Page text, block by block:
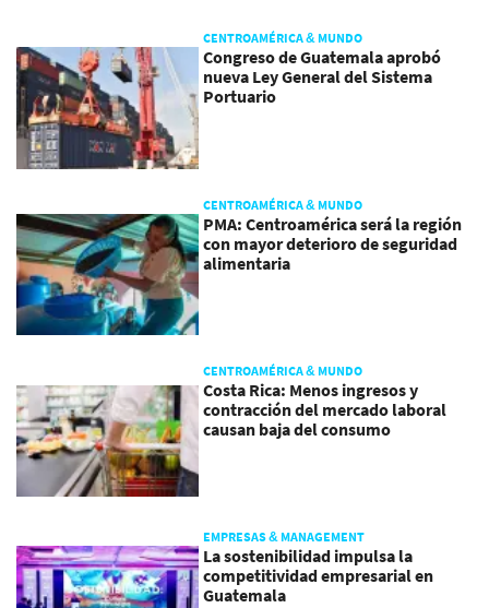
CENTROAMÉRICA & MUNDO
Congreso de Guatemala aprobó
nueva Ley General del Sistema
Portuario
CENTROAMÉRICA & MUNDO
PMA: Centroamérica será la región
con mayor deterioro de seguridad
alimentaria
CENTROAMÉRICA & MUNDO
Costa Rica: Menos ingresos y
contracción del mercado laboral
causan baja del consumo
EMPRESAS & MANAGEMENT
La sostenibilidad impulsa la
competitividad empresarial en
Guatemala